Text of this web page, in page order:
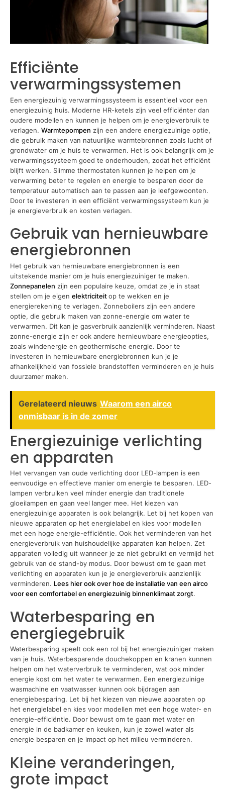
Efficiënte
verwarmingssystemen
Een energiezuinig verwarmingssysteem is essentieel voor een
energiezuinig huis. Moderne HR-ketels zijn veel efficiënter dan
oudere modellen en kunnen je helpen om je energieverbruik te
verlagen. Warmtepompen zijn een andere energiezuinige optie,
die gebruik maken van natuurlijke warmtebronnen zoals lucht of
grondwater om je huis te verwarmen. Het is ook belangrijk om je
verwarmingssysteem goed te onderhouden, zodat het efficiënt
blijft werken. Slimme thermostaten kunnen je helpen om je
verwarming beter te regelen en energie te besparen door de
temperatuur automatisch aan te passen aan je leefgewoonten.
Door te investeren in een efficiënt verwarmingssysteem kun je
je energieverbruik en kosten verlagen.
Gebruik van hernieuwbare
energiebronnen
Het gebruik van hernieuwbare energiebronnen is een
uitstekende manier om je huis energiezuiniger te maken.
Zonnepanelen zijn een populaire keuze, omdat ze je in staat
stellen om je eigen elektriciteitop te wekken en je
energierekening te verlagen. Zonneboilers zijn een andere
optie, die gebruik maken van zonne-energie om water te
verwarmen. Dit kan je gasverbruik aanzienlijk verminderen. Naast
zonne-energie zijn er ook andere hernieuwbare energieopties,
zoals windenergie en geothermische energie. Door te
investeren in hernieuwbare energiebronnen kun je je
afhankelijkheid van fossiele brandstoffen verminderen en je huis
duurzamer maken.
Gerelateerd nieuws Waarom een airco
onmisbaar is in de zomer
Energiezuinige verlichting
en apparaten
Het vervangen van oude verlichting door LED-lampen is een
eenvoudige en effectieve manier om energie te besparen. LED-
lampen verbruiken veel minder energie dan traditionele
gloeilampen en gaan veel langer mee. Het kiezen van
energiezuinige apparaten is ook belangrijk. Let bij het kopen van
nieuwe apparaten op het energielabel en kies voor modellen
met een hoge energie-efficiëntie. Ook het verminderen van het
energieverbruik van huishoudelijke apparaten kan helpen. Zet
apparaten volledig uit wanneer je ze niet gebruikt en vermijd het
gebruik van de stand-by modus. Door bewust om te gaan met
verlichting en apparaten kun je je energieverbruik aanzienlijk
verminderen. Lees hier ook over hoe de installatie van een airco
voor een comfortabel en energiezuinig binnenklimaat zorgt.
Waterbesparing en
energiegebruik
Waterbesparing speelt ook een rol bij het energiezuiniger maken
van je huis. Waterbesparende douchekoppen en kranen kunnen
helpen om het waterverbruik te verminderen, wat ook minder
energie kost om het water te verwarmen. Een energiezuinige
wasmachine en vaatwasser kunnen ook bijdragen aan
energiebesparing. Let bij het kiezen van nieuwe apparaten op
het energielabel en kies voor modellen met een hoge water- en
energie-efficiëntie. Door bewust om te gaan met water en
energie in de badkamer en keuken, kun je zowel water als
energie besparen en je impact op het milieu verminderen.
Kleine veranderingen,
grote impact